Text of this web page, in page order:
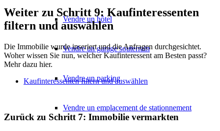
Vendre un hôtel
Vendre un garage souterrain
Vendre un parking
Vendre un emplacement de stationnement
Weiter zu Schritt 9: Kaufinteressenten
filtern und auswählen
Die Immobilie wurde inseriert und die Anfragen durchgesichtet.
Woher wissen Sie nun, welcher Kaufinteressent am Besten passt?
Mehr dazu hier.
Kaufinteressenten filtern und auswählen
Zurück zu Schritt 7: Immobilie vermarkten